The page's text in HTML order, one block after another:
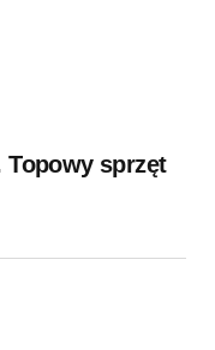
Topowy sprzęt